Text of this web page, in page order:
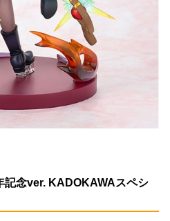
記念ver. KADOKAWAスペシ